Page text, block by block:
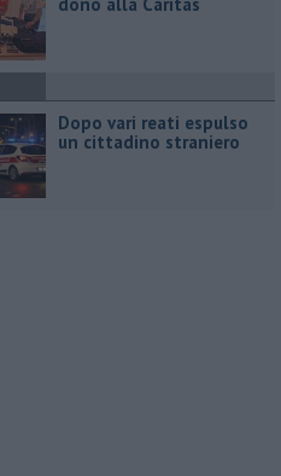
Dopo vari reati espulso
un cittadino straniero